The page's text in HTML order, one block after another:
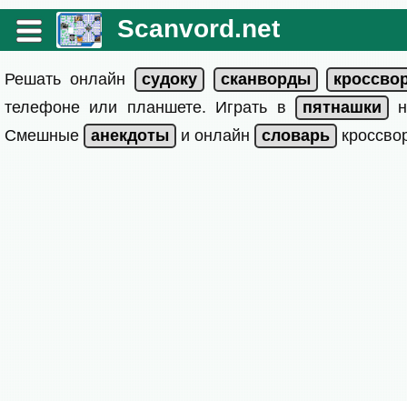
Scanvord.net
Решать онлайн
телефоне или планшете. Играть в
Смешные
и онлайн